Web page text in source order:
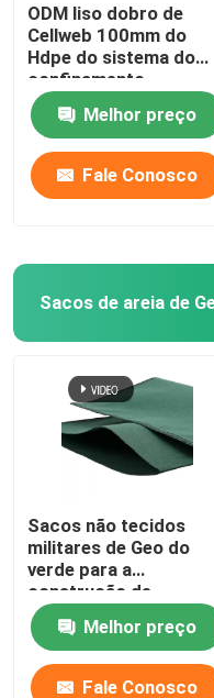
ODM liso dobro de
Cellweb 100mm do
Hdpe do sistema do
confinamento
Melhor preço
Fale Conosco
Sacos de areia de
Sacos não tecidos
militares de Geo do
verde para a
construção de
dragagem
Melhor preço
Fale Conosco